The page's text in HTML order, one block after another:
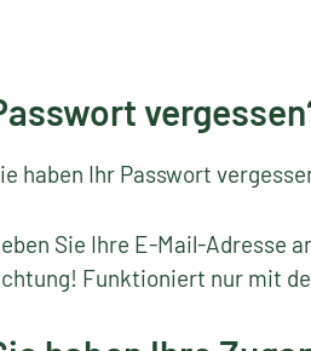
haben Ihr Passwort
Sie Ihre E-Mail-Adresse
Funktioniert nur mit